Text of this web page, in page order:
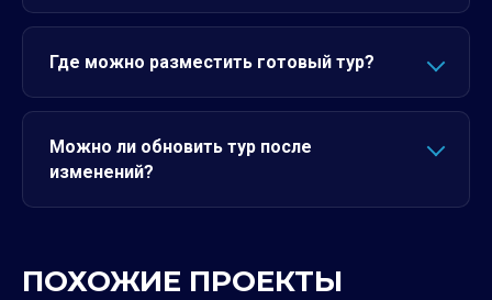
Где можно разместить готовый тур?
Можно ли обновить тур после
изменений?
ПОХОЖИЕ ПРОЕКТЫ